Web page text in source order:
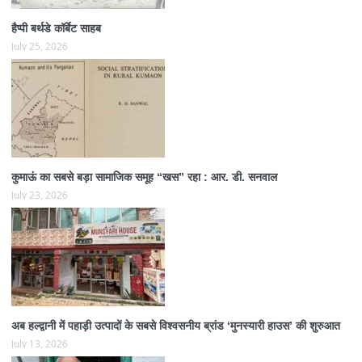
हैप्पी बर्थडे कॉर्बेट साहब
July 25, 2026
कुमाऊं का सबसे बड़ा सामाजिक समूह “खस” रहा : आर. डी. सनवाल
July 23, 2026
अब हल्द्वानी में पहाड़ी उत्पादों के सबसे विश्वसनीय ब्रांड ‘मुनस्यारी हाउस’ की शुरुआत
July 13, 2026